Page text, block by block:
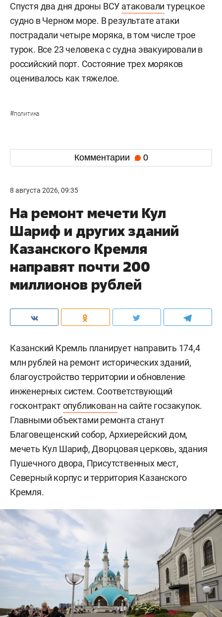
Спустя два дня дроны ВСУ атаковали турецкое
судно в Черном море. В результате атаки
пострадали четыре моряка, в том числе трое
турок. Все 23 человека с судна эвакуировали в
российский порт. Состояние трех моряков
оценивалось как тяжелое.
#политика
Комментарии 0
8 августа 2026, 09:35
На ремонт мечети Кул
Шариф и других зданий
Казанского Кремля
направят почти 200
миллионов рублей
Казанский Кремль планирует направить 174,4
млн рублей на ремонт исторических зданий,
благоустройство территории и обновление
инженерных систем. Соответствующий
госконтрактопубликован на сайте госзакупок.
Главными объектами ремонта станут
Благовещенский собор, Архиерейский дом,
мечеть Кул Шариф, Дворцовая церковь, здания
Пушечного двора, Присутственных мест,
Северный корпус и территория Казанского
Кремля.